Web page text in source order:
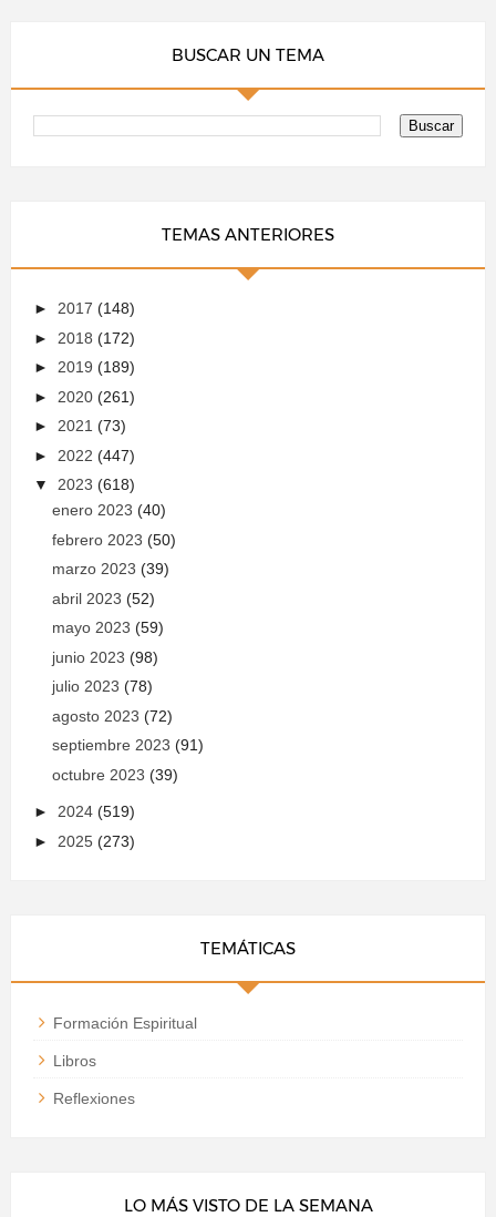
BUSCAR UN TEMA
TEMAS ANTERIORES
► 2017 (148)
► 2018 (172)
► 2019 (189)
► 2020 (261)
► 2021 (73)
► 2022 (447)
▼ 2023 (618)
enero 2023 (40)
febrero 2023 (50)
marzo 2023 (39)
abril 2023 (52)
mayo 2023 (59)
junio 2023 (98)
julio 2023 (78)
agosto 2023 (72)
septiembre 2023 (91)
octubre 2023 (39)
► 2024 (519)
► 2025 (273)
TEMÁTICAS
Formación Espiritual
Libros
Reflexiones
LO MÁS VISTO DE LA SEMANA